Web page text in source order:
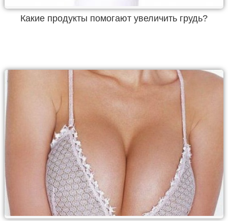
Какие продукты помогают увеличить грудь?